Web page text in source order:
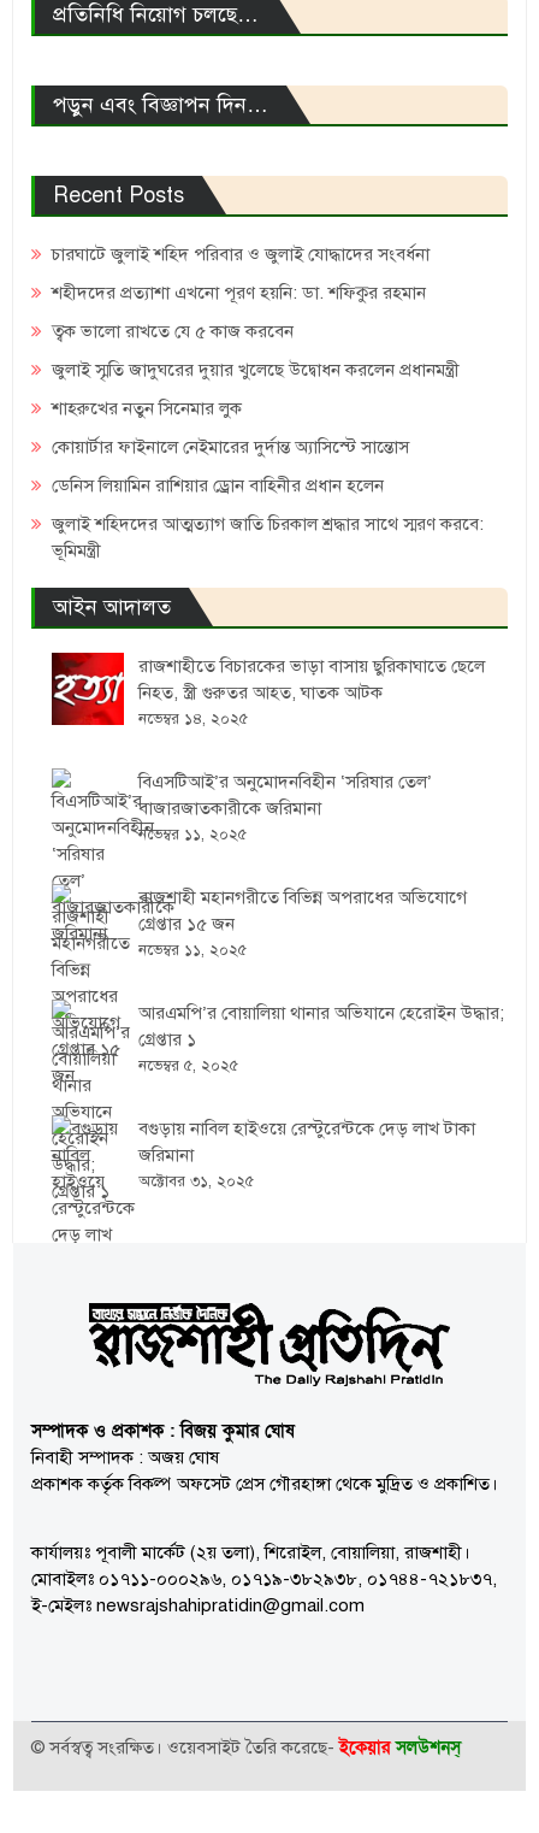
প্রতিনিধি নিয়োগ চলছে…
পড়ুন এবং বিজ্ঞাপন দিন…
Recent Posts
চারঘাটে জুলাই শহিদ পরিবার ও জুলাই যোদ্ধাদের সংবর্ধনা
শহীদদের প্রত্যাশা এখনো পূরণ হয়নি: ডা. শফিকুর রহমান
ত্বক ভালো রাখতে যে ৫ কাজ করবেন
জুলাই স্মৃতি জাদুঘরের দুয়ার খুলেছে উদ্বোধন করলেন প্রধানমন্ত্রী
শাহরুখের নতুন সিনেমার লুক
কোয়ার্টার ফাইনালে নেইমারের দুর্দান্ত অ্যাসিস্টে সান্তোস
ডেনিস লিয়ামিন রাশিয়ার ড্রোন বাহিনীর প্রধান হলেন
জুলাই শহিদদের আত্মত্যাগ জাতি চিরকাল শ্রদ্ধার সাথে স্মরণ করবে:
ভূমিমন্ত্রী
আইন আদালত
রাজশাহীতে বিচারকের ভাড়া বাসায় ছুরিকাঘাতে ছেলে
নিহত, স্ত্রী গুরুতর আহত, ঘাতক আটক
নভেম্বর ১৪, ২০২৫
বিএসটিআই’র অনুমোদনবিহীন ‘সরিষার তেল’
বাজারজাতকারীকে জরিমানা
নভেম্বর ১১, ২০২৫
রাজশাহী মহানগরীতে বিভিন্ন অপরাধের অভিযোগে
গ্রেপ্তার ১৫ জন
নভেম্বর ১১, ২০২৫
আরএমপি’র বোয়ালিয়া থানার অভিযানে হেরোইন উদ্ধার;
গ্রেপ্তার ১
নভেম্বর ৫, ২০২৫
বগুড়ায় নাবিল হাইওয়ে রেস্টুরেন্টকে দেড় লাখ টাকা
জরিমানা
অক্টোবর ৩১, ২০২৫
সম্পাদক ও প্রকাশক : বিজয় কুমার ঘোষ
নিবাহী সম্পাদক : অজয় ঘোষ
প্রকাশক কর্তৃক বিকল্প অফসেট প্রেস গৌরহাঙ্গা থেকে মুদ্রিত ও প্রকাশিত।
কার্যালয়ঃ পূবালী মার্কেট (২য় তলা), শিরোইল, বোয়ালিয়া, রাজশাহী।
মোবাইলঃ ০১৭১১-০০০২৯৬, ০১৭১৯-৩৮২৯৩৮, ০১৭৪৪-৭২১৮৩৭,
ই-মেইলঃ newsrajshahipratidin@gmail.com
© সর্বস্বত্ব সংরক্ষিত। ওয়েবসাইট তৈরি করেছে-ইকেয়ার সলউশনস্